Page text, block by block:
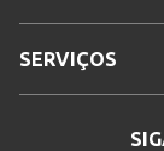
SERVIÇOS